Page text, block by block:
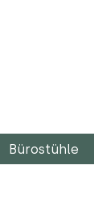
Bürostühle